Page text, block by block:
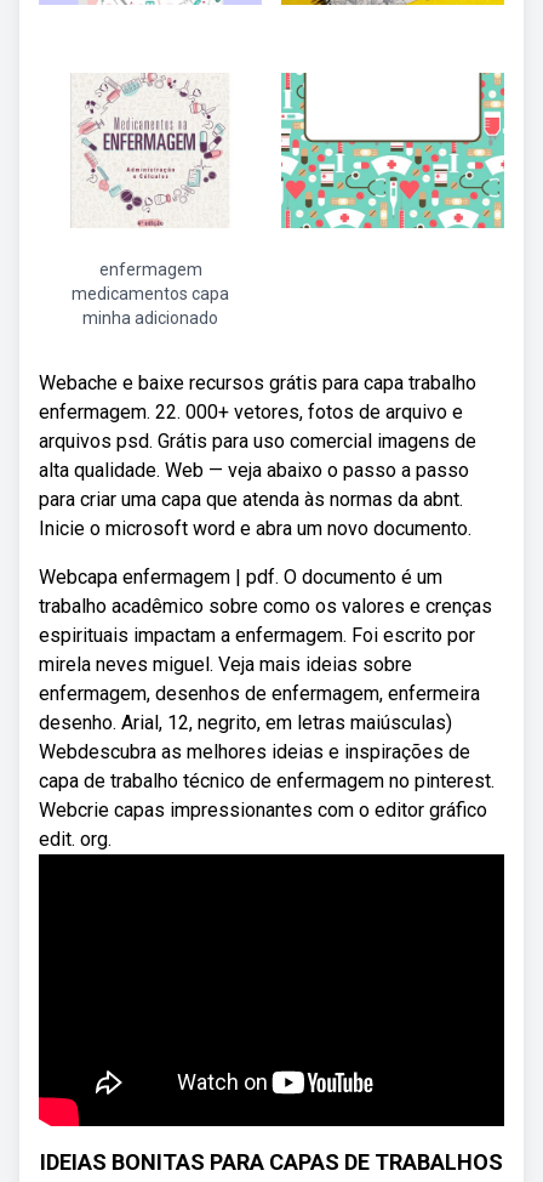
enfermagem
medicamentos capa
minha adicionado
Webache e baixe recursos grátis para capa trabalho
enfermagem. 22. 000+ vetores, fotos de arquivo e
arquivos psd. Grátis para uso comercial imagens de
alta qualidade. Web — veja abaixo o passo a passo
para criar uma capa que atenda às normas da abnt.
Inicie o microsoft word e abra um novo documento.
Webcapa enfermagem | pdf. O documento é um
trabalho acadêmico sobre como os valores e crenças
espirituais impactam a enfermagem. Foi escrito por
mirela neves miguel. Veja mais ideias sobre
enfermagem, desenhos de enfermagem, enfermeira
desenho. Arial, 12, negrito, em letras maiúsculas)
Webdescubra as melhores ideias e inspirações de
capa de trabalho técnico de enfermagem no pinterest.
Webcrie capas impressionantes com o editor gráfico
edit. org.
IDEIAS BONITAS PARA CAPAS DE TRABALHOS